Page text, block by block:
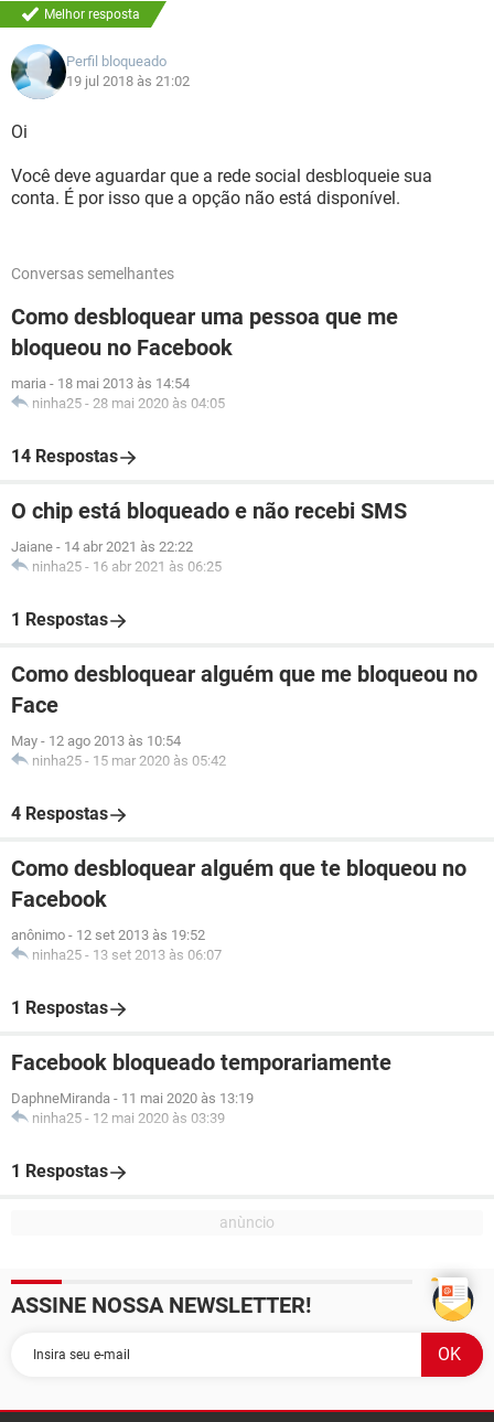
Melhor resposta
Perfil bloqueado
19 jul 2018 às 21:02
Oi
Você deve aguardar que a rede social desbloqueie sua
conta. É por isso que a opção não está disponível.
Conversas semelhantes
Como desbloquear uma pessoa que me
bloqueou no Facebook
maria - 18 mai 2013 às 14:54
ninha25 - 28 mai 2020 às 04:05
14 Respostas
O chip está bloqueado e não recebi SMS
Jaiane - 14 abr 2021 às 22:22
ninha25 - 16 abr 2021 às 06:25
1 Respostas
Como desbloquear alguém que me bloqueou no
Face
May - 12 ago 2013 às 10:54
ninha25 - 15 mar 2020 às 05:42
4 Respostas
Como desbloquear alguém que te bloqueou no
Facebook
anônimo - 12 set 2013 às 19:52
ninha25 - 13 set 2013 às 06:07
1 Respostas
Facebook bloqueado temporariamente
DaphneMiranda - 11 mai 2020 às 13:19
ninha25 - 12 mai 2020 às 03:39
1 Respostas
ASSINE NOSSA NEWSLETTER!